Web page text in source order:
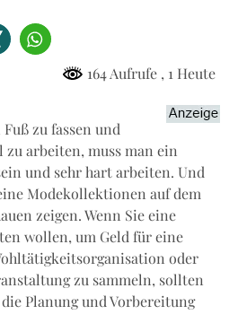
164 Aufrufe , 1 Heute
zu fassen und
arbeiten, muss man ein
und sehr hart arbeiten. Und
Modekollektionen auf dem
zeigen. Wenn Sie eine
wollen, um Geld für eine
oder
zu sammeln, sollten
Planung und Vorbereitung